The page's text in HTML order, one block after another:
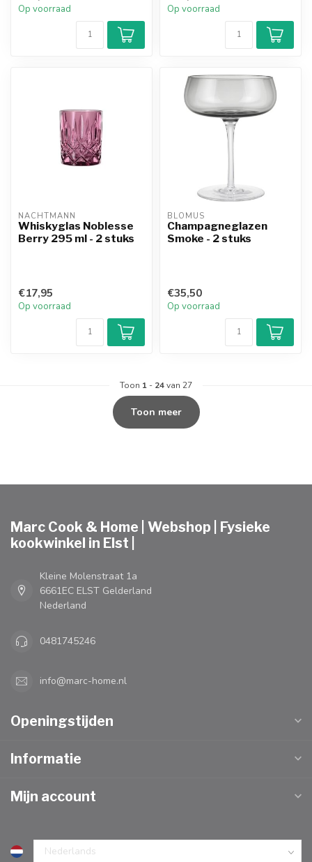
Op voorraad Op voorraad
NACHTMANN
Whiskyglas Noblesse
Berry 295 ml - 2 stuks
€17,95
Op voorraad
BLOMUS
Champagneglazen
Smoke - 2 stuks
€35,50
Op voorraad
Toon 1 - 24van 27
Toon meer
Marc Cook & Home | Webshop | Fysieke
kookwinkel in Elst |
Kleine Molenstraat 1a
6661EC ELST Gelderland
Nederland
0481745246
info@marc-home.nl
Openingstijden
Informatie
Mijn account